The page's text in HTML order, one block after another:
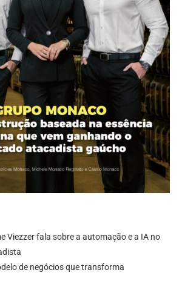
Viezzer fala sobre a automação e a IA no
de negócios que transforma